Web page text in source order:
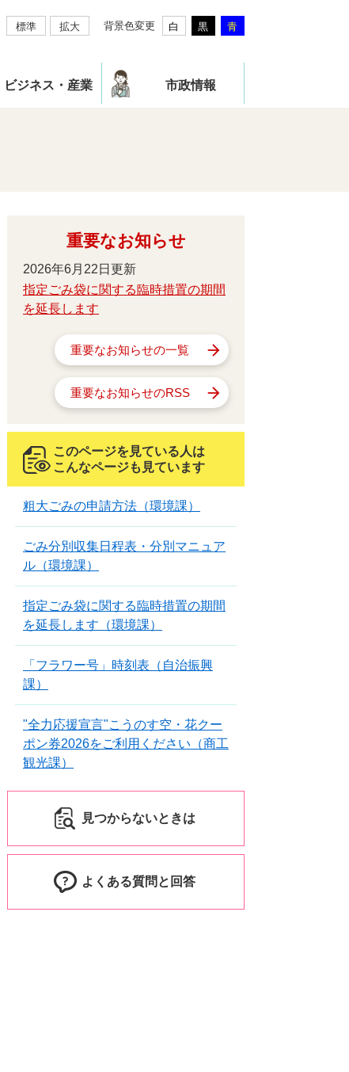
標準 拡大 背景色変更 白 黒 青
ビジネス・産業 市政情報
重要なお知らせ
2026年6月22日更新
指定ごみ袋に関する臨時措置の期間
を延長します
重要なお知らせの一覧
重要なお知らせのRSS
このページを見ている人は
こんなページも見ています
粗大ごみの申請方法（環境課）
ごみ分別収集日程表・分別マニュア
ル（環境課）
指定ごみ袋に関する臨時措置の期間
を延長します（環境課）
「フラワー号」時刻表（自治振興
課）
"全力応援宣言"こうのす空・花クー
ポン券2026をご利用ください（商工
観光課）
見つからないときは
よくある質問と回答